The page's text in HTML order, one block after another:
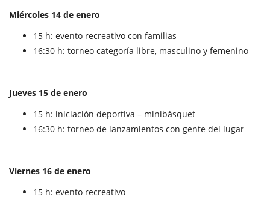
Miércoles 14 de enero
15 h: evento recreativo con familias
16:30 h: torneo categoría libre, masculino y femenino
Jueves 15 de enero
15 h: iniciación deportiva – minibásquet
16:30 h: torneo de lanzamientos con gente del lugar
Viernes 16 de enero
15 h: evento recreativo